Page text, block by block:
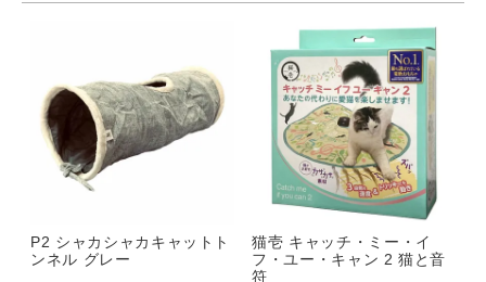
P2 シャカシャカキャットト
ンネル グレー
猫壱 キャッチ・ミー・イ
フ・ユー・キャン 2 猫と音
符